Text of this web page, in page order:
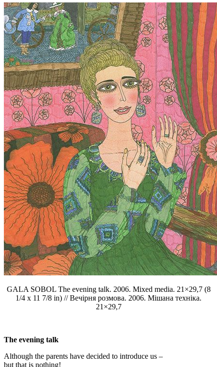
GALA SOBOL The evening talk. 2006. Mixed media. 21×29,7 (8
1/4 x 11 7/8 in) // Вечірня розмова. 2006. Мішана техніка.
21×29,7
The evening talk
Although the parents have decided to introduce us –
but that is nothing!